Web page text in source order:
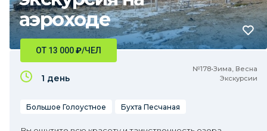
аэроходе
№178•Зима, Весна
Экскурсии
ОТ 13 000₽/ЧЕЛ
1 день
Большое Голоустное Бухта Песчаная